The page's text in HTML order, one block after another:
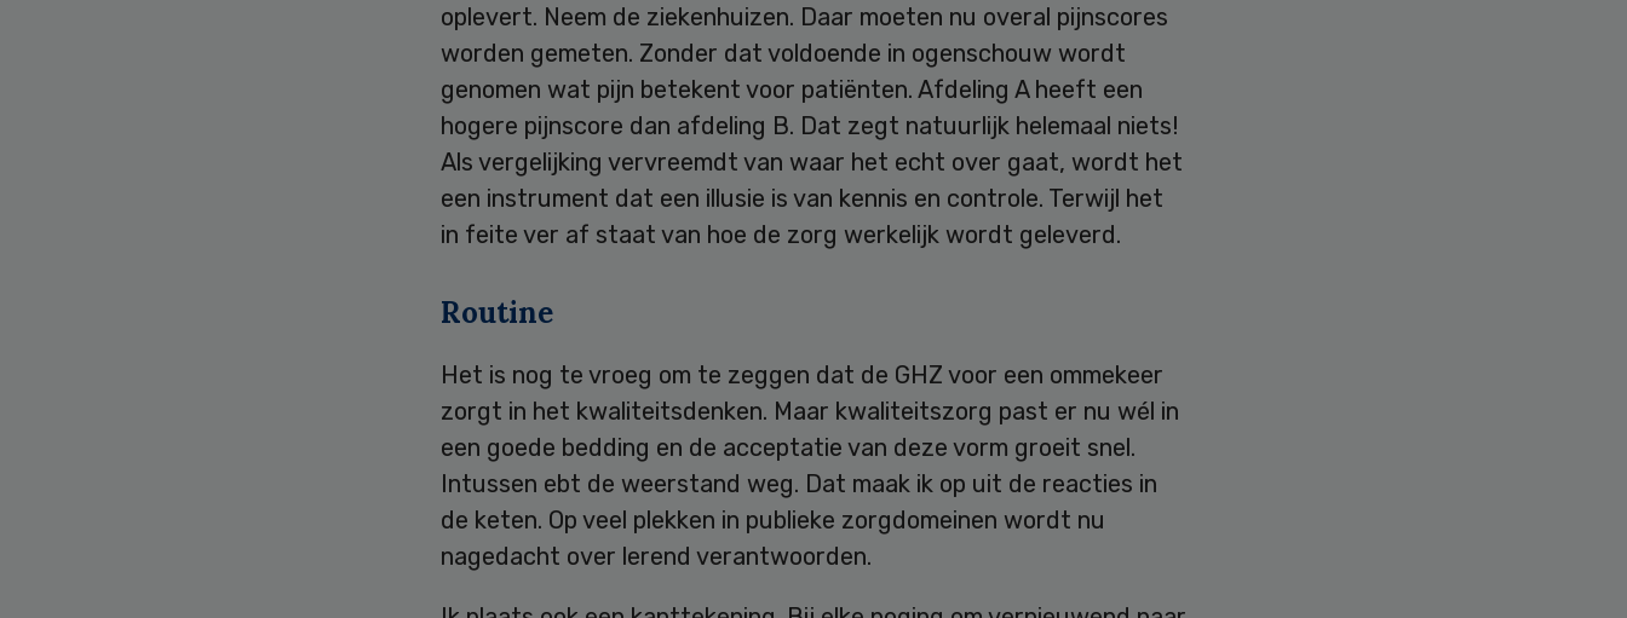
oplevert. Neem de ziekenhuizen. Daar moeten nu overal pijnscores
worden gemeten. Zonder dat voldoende in ogenschouw wordt
genomen wat pijn betekent voor patiënten. Afdeling A heeft een
hogere pijnscore dan afdeling B. Dat zegt natuurlijk helemaal niets!
Als vergelijking vervreemdt van waar het echt over gaat, wordt het
een instrument dat een illusie is van kennis en controle. Terwijl het
in feite ver af staat van hoe de zorg werkelijk wordt geleverd.
Routine
Het is nog te vroeg om te zeggen dat de GHZ voor een ommekeer
zorgt in het kwaliteitsdenken. Maar kwaliteitszorg past er nu wél in
een goede bedding en de acceptatie van deze vorm groeit snel.
Intussen ebt de weerstand weg. Dat maak ik op uit de reacties in
de keten. Op veel plekken in publieke zorgdomeinen wordt nu
nagedacht over lerend verantwoorden.